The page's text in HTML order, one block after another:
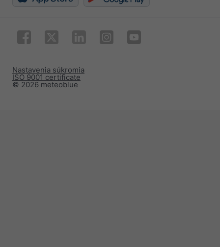
© 2026 meteoblue
ISO 9001 certificate
Nastavenia súkromia